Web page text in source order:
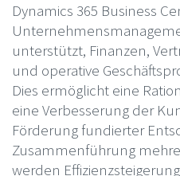
Dynamics 365 Business
unterstützt, Finanzen,
und operative
Dies ermöglicht eine
eine Verbesserung der
Förderung fundierter
Zusammenführung
werden